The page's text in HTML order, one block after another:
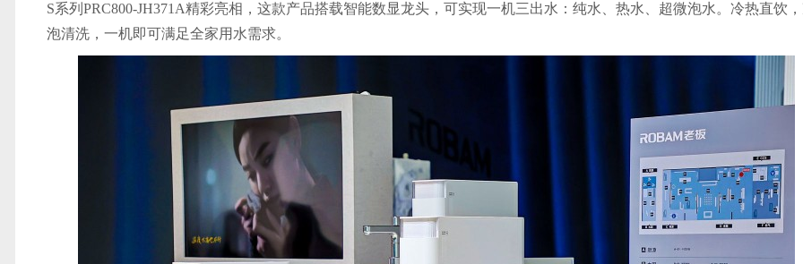
S系列PRC800-JH371A精彩亮相，这款产品搭载智能数显龙头，可实现一机三出水：纯水、热水、超微泡水。冷热直饮
泡清洗，一机即可满足全家用水需求。